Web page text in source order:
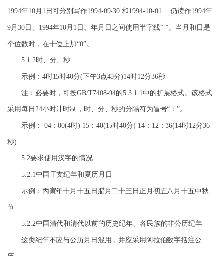
1994年10月1日可分别写作1994-09-30 和1994-10-01 ，仍读作1994年
9月30日、1994年10月1日。年月日之间使用半字线“-”。当月和日是
个位数时，在十位上加“0”。
5.1.2时、分、秒
示例：4时15时40分(下午3点40分)14时12分36秒
注：必要时，可按GB/T7408-94的5.3.1.1中的扩展格式。该格式
采用每日24小时计时制，时、分、秒的分隔符为冒号“：”。
示例： 04：00(4时) 15：40(15时40分) 14：12：36(14时12分36
秒)
5.2要求使用汉字的情况
5.2.1中国干支纪年和夏历月日
示例：丙寅年十月十五日腊月二十三日正月初五八月十五中秋
节
5.2.2中国清代和清代以前的历史纪年、各民族的非公历纪年
这类纪年不应与公历月日混用，并应采用阿拉伯数字括注公